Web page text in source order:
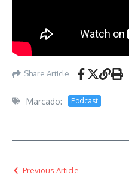
Share Article
Marcado: Podcast
Previous Article